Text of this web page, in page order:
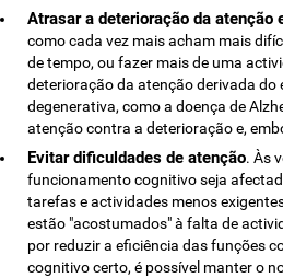
Atrasar a deterioração da atenção
como cada vez mais acham mais
de tempo, ou fazer mais de uma
deterioração da atenção derivada do
degenerativa, como a doença de
atenção contra a deterioração e,
Evitar dificuldades de atenção. Às
funcionamento cognitivo seja
tarefas e actividades menos
estão "acostumados" à falta de
por reduzir a eficiência das funções
cognitivo certo, é possível manter o